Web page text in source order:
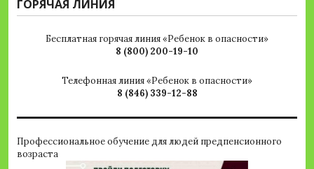
ГОРЯЧАЯ ЛИНИЯ
Бесплатная горячая линия «Ребенок в опасности»
8 (800) 200-19-10
Телефонная линия «Ребенок в опасности»
8 (846) 339-12-88
Профессиональное обучение для людей предпенсионного
возраста